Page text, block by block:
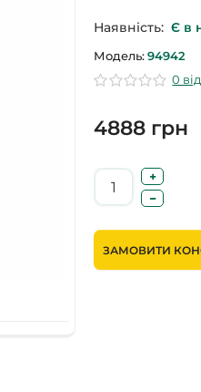
Наявність: Є в
Модель: 94942
0
4888 грн
ЗАМОВИТИ